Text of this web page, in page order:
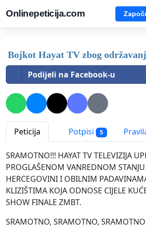
Onlinepeticija.com
Bojkot Hayat TV zbog
Podijeli na Facebook-u
Peticija Potpisi 5
SRAMOTNO!!! HAYAT TV TELEVIZIJA
PROGLAŠENOM VANREDNOM
HERCEGOVINI I OBILNIM
KLIZIŠTIMA KOJA ODNOSE CIJELE
SHOW FINALE ZMBT.
SRAMOTNO, SRAMOTNO,